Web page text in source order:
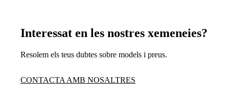
Interessat en les nostres xemeneies?
Resolem els teus dubtes sobre models i preus.
CONTACTA AMB NOSALTRES